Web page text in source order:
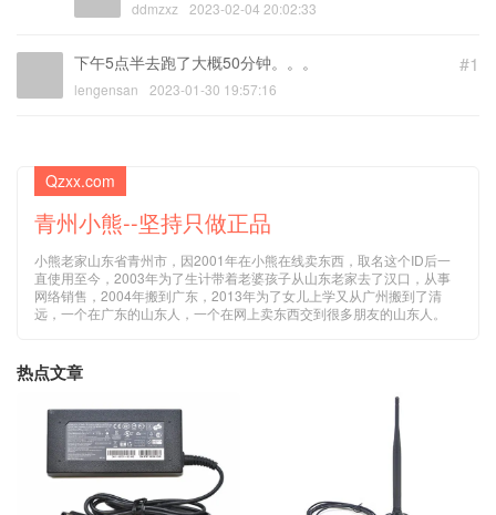
ddmzxz 2023-02-04 20:02:33
#1
下午5点半去跑了大概50分钟。。。
lengensan 2023-01-30 19:57:16
Qzxx.com
青州小熊--坚持只做正品
小熊老家山东省青州市，因2001年在小熊在线卖东西，取名这个ID后一
直使用至今，2003年为了生计带着老婆孩子从山东老家去了汉口，从事
网络销售，2004年搬到广东，2013年为了女儿上学又从广州搬到了清
远，一个在广东的山东人，一个在网上卖东西交到很多朋友的山东人。
热点文章